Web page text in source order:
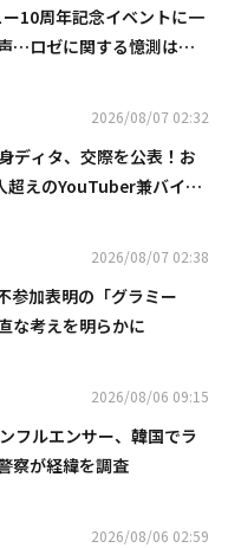
10周年記念イベントに一
…ロゼに関する憶測は否
2026/08/07 02:32
ディタ、交際を公表！お
超えのYouTuber兼バイオ
2026/08/07 02:38
参加表明の「グラミー
な考えを明らかに
2026/08/06 09:15
フルエンサー、韓国でラ
察が経緯を調査
2026/08/06 02:59